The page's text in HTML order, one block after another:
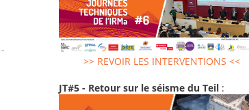
>> REVOIR LES INTERVENTIONS <<
JT#5 - Retour sur le séisme du Teil :